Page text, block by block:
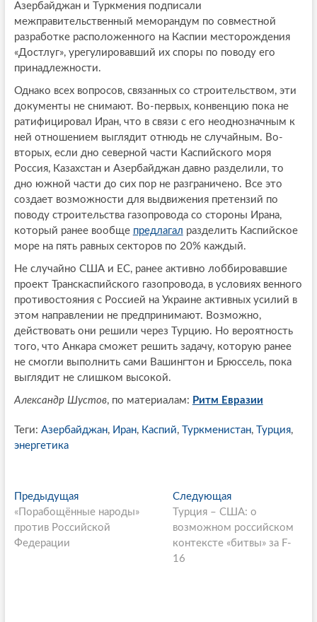
Азербайджан и Туркмения подписали
межправительственный меморандум по совместной
разработке расположенного на Каспии месторождения
«Достлуг», урегулировавший их споры по поводу его
принадлежности.
Однако всех вопросов, связанных со строительством, эти
документы не снимают. Во-первых, конвенцию пока не
ратифицировал Иран, что в связи с его неоднозначным к
ней отношением выглядит отнюдь не случайным. Во-
вторых, если дно северной части Каспийского моря
Россия, Казахстан и Азербайджан давно разделили, то
дно южной части до сих пор не разграничено. Все это
создает возможности для выдвижения претензий по
поводу строительства газопровода со стороны Ирана,
который ранее вообще предлагал разделить Каспийское
море на пять равных секторов по 20% каждый.
Не случайно США и ЕС, ранее активно лоббировавшие
проект Транскаспийского газопровода, в условиях венного
противостояния с Россией на Украине активных усилий в
этом направлении не предпринимают. Возможно,
действовать они решили через Турцию. Но вероятность
того, что Анкара сможет решить задачу, которую ранее
не смогли выполнить сами Вашингтон и Брюссель, пока
выглядит не слишком высокой.
Александр Шустов, по материалам: Ритм Евразии
Теги: Азербайджан, Иран, Каспий, Туркменистан, Турция,
энергетика
P
o
s
ПредыдущаяП
р
е
«Порабощённые народы»
против Российской
Федерации
Следующая
л
е
д
Турция – США: о
возможном российском
контексте «битвы» за F-
16